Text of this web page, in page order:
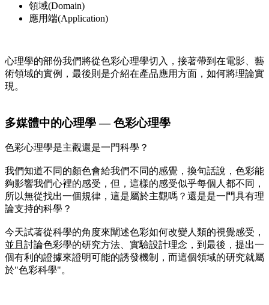
領域(Domain)
應用端(Application)
心理學的部份我們將從色彩心理學切入，接著帶到在電影、藝
術領域的實例，最後則是介紹在產品應用方面，如何將理論實
現。
多媒體中的心理學 — 色彩心理學
色彩心理學是主觀還是一門科學？
我們知道不同的顏色會給我們不同的感覺，換句話說，色彩能
夠影響我們心裡的感受，但，這樣的感受似乎每個人都不同，
所以無從找出一個規律，這是屬於主觀嗎？還是是一門具有理
論支持的科學？
今天試著從科學的角度來闡述色彩如何改變人類的視覺感受，
並且討論色彩學的研究方法、實驗設計理念，到最後，提出一
個有利的證據來證明可能的誘發機制，而這個領域的研究就屬
於"色彩科學"。